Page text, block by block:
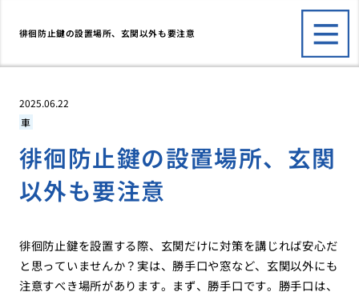
徘徊防止鍵の設置場所、玄関以外も要注意
2025.06.22
車
徘徊防止鍵の設置場所、玄関
以外も要注意
徘徊防止鍵を設置する際、玄関だけに対策を講じれば安心だ
と思っていませんか？実は、勝手口や窓など、玄関以外にも
注意すべき場所があります。まず、勝手口です。勝手口は、